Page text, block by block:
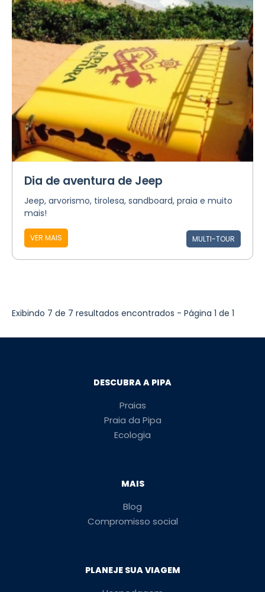
Dia de aventura de Jeep
Jeep, arvorismo, tirolesa, sandboard, praia e muito
mais!
VER MAIS MULTI-TOUR
Exibindo 7 de 7 resultados encontrados - Página 1 de 1
DESCUBRA A PIPA
Praias
Praia da Pipa
Ecologia
MAIS
Blog
Compromisso social
PLANEJE SUA VIAGEM